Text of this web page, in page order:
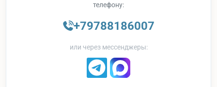
телефону:
+79788186007
или через мессенджеры: